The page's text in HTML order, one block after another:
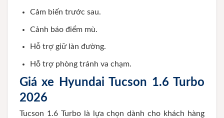
Cảm biến trước sau.
Cảnh báo điểm mù.
Hỗ trợ giữ làn đường.
Hỗ trợ phòng tránh va chạm.
Giá xe Hyundai Tucson 1.6 Turbo
2026
Tucson 1.6 Turbo là lựa chọn dành cho khách hàng